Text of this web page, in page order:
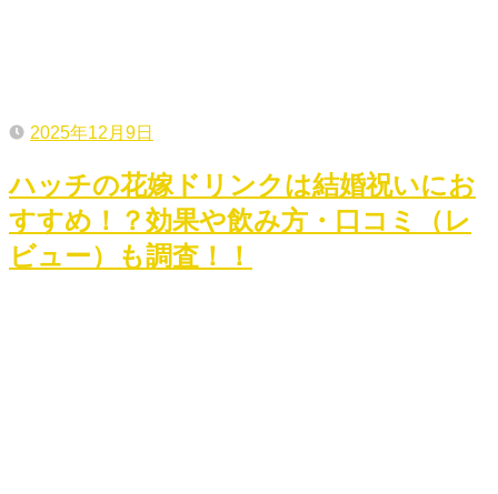
2025年12月9日
ハッチの花嫁ドリンクは結婚祝いにお
すすめ！？効果や飲み方・口コミ（レ
ビュー）も調査！！